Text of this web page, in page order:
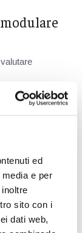
ed
e per
sito con i
dati web,
degli
soluzioni
abitudini